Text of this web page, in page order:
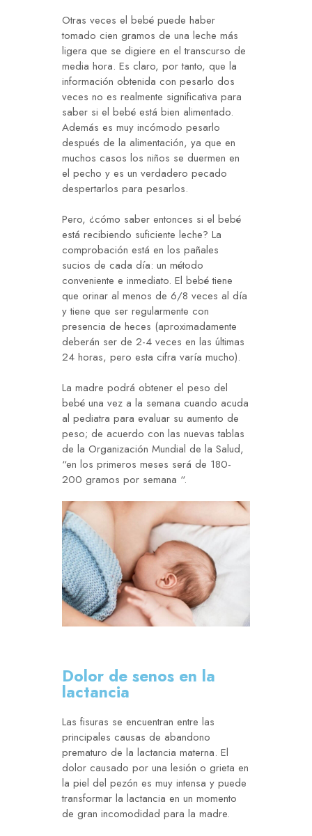
Otras veces el bebé puede haber
tomado cien gramos de una leche más
ligera que se digiere en el transcurso de
media hora. Es claro, por tanto, que la
información obtenida con pesarlo dos
veces no es realmente significativa para
saber si el bebé está bien alimentado.
Además es muy incómodo pesarlo
después de la alimentación, ya que en
muchos casos los niños se duermen en
el pecho y es un verdadero pecado
despertarlos para pesarlos.
Pero, ¿cómo saber entonces si el bebé
está recibiendo suficiente leche? La
comprobación está en los pañales
sucios de cada día: un método
conveniente e inmediato. El bebé tiene
que orinar al menos de 6/8 veces al día
y tiene que ser regularmente con
presencia de heces (aproximadamente
deberán ser de 2-4 veces en las últimas
24 horas, pero esta cifra varía mucho).
La madre podrá obtener el peso del
bebé una vez a la semana cuando acuda
al pediatra para evaluar su aumento de
peso; de acuerdo con las nuevas tablas
de la Organización Mundial de la Salud,
“en los primeros meses será de 180-
200 gramos por semana “.
Dolor de senos en la
lactancia
Las fisuras se encuentran entre las
principales causas de abandono
prematuro de la lactancia materna. El
dolor causado por una lesión o grieta en
la piel del pezón es muy intensa y puede
transformar la lactancia en un momento
de gran incomodidad para la madre.